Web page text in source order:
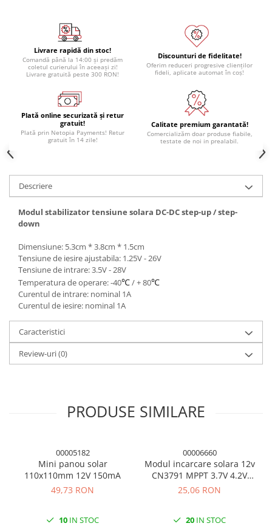
Livrare rapidă din stoc!
Comandă până la 14:00 și predăm
coletul curierului în aceeași zi!
Livrare gratuită peste 300 RON!
Discounturi de fidelitate!
Oferim reduceri progresive clienților
fideli, aplicate automat în coș!
Plată online securizată și retur
gratuit!
Plată prin Netopia Payments! Retur
gratuit în 14 zile!
Calitate premium garantată!
Comercializăm doar produse fiabile,
testate de noi in prealabil.
Descriere
Modul stabilizator tensiune solara DC-DC step-up / step-
down
Dimensiune: 5.3cm * 3.8cm * 1.5cm
Tensiune de iesire ajustabila: 1.25V - 26V
Tensiune de intrare: 3.5V - 28V
Temperatura de operare: -40℃/ + 80℃
Curentul de intrare: nominal 1A
Curentul de iesire: nominal 1A
Caracteristici
Review-uri(0)
PRODUSE SIMILARE
00005182
Mini panou solar
110x110mm 12V 150mA
49,73 RON
10 IN STOC
00006660
Modul incarcare solara 12v
CN3791 MPPT 3.7V 4.2V
acumulatori Litiu
25,06 RON
20 IN STOC